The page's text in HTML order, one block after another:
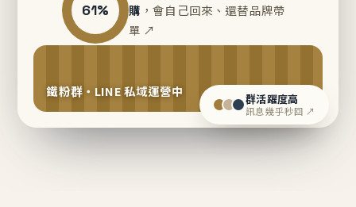
61%
購 ，會自己回來、還替品牌帶
單 ↗
鐵粉群・LINE 私域運營中 群活躍度高
訊息幾乎秒回 ↗